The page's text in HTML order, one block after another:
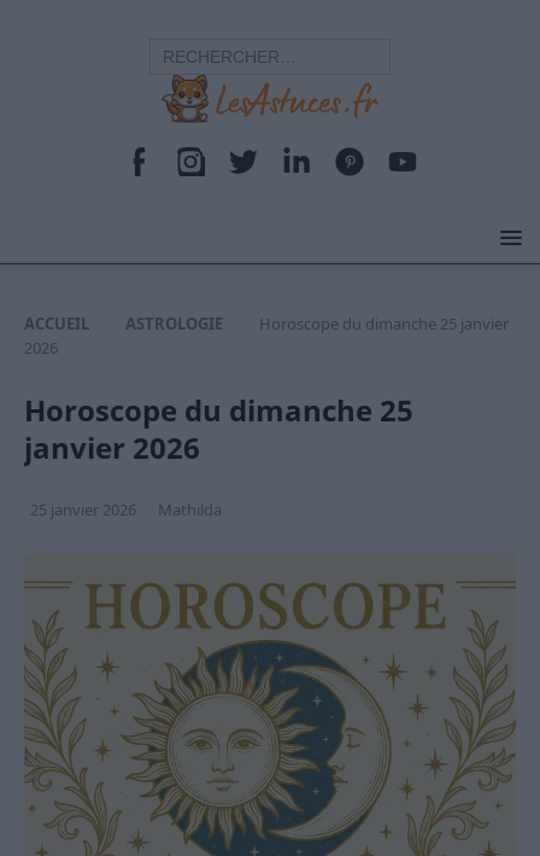
ACCUEIL ASTROLOGIE
Horoscope du dimanche 25 janvier
2026
Horoscope du dimanche 25
janvier 2026
25 janvier 2026 Mathilda